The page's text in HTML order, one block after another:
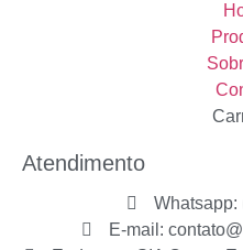
Atendimento
Whatsapp:
E-mail: